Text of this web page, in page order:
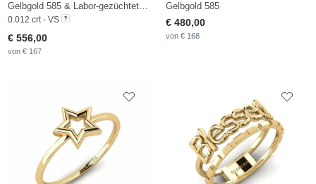
Gelbgold 585 & Labor-gezüchteter Diamant
0.012 crt - VS
€ 556,00
von € 167
Gelbgold 585
€ 480,00
von € 168